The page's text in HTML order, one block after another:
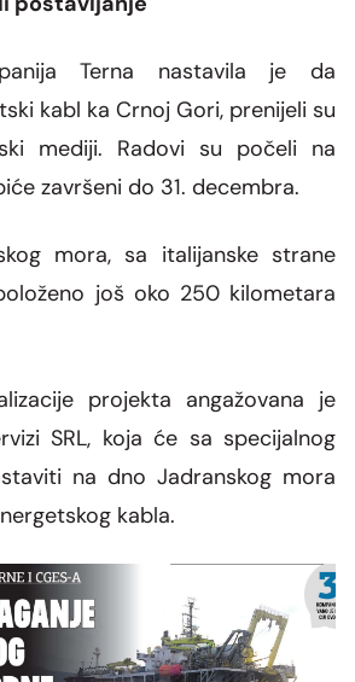
Terna nastavila je da
kabl ka Crnoj Gori, prenijeli su
mediji. Radovi su počeli na
završeni do 31. decembra.
mora, sa italijanske strane
još oko 250 kilometara
projekta angažovana je
SRL, koja će sa specijalnog
na dno Jadranskog mora
kabla.